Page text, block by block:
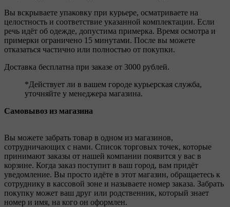
Вы вскрываете упаковку при курьере, осматриваете на
целостность и соответствие указанной комплектации. Если
речь идёт об одежде, допустима примерка. Время осмотра и
примерки ограничено 15 минутами. После вы можете
отказаться частично или полностью от покупки.
Доставка бесплатна при заказе от 3000 рублей.
*Действует ли в вашем городе курьерская служба,
уточняйте у менеджера магазина.
Самовывоз из магазина
Вы можете забрать товар в одном из магазинов,
сотрудничающих с нами. Список торговых точек, которые
принимают заказы от нашей компании появится у вас в
корзине. Когда заказ поступит в ваш город, вам придёт
уведомление. Вы просто идёте в этот магазин, обращаетесь к
сотруднику в кассовой зоне и называете номер заказа. Забрать
покупку может ваш друг или родственник, который знает
номер и имя, на кого он оформлен.